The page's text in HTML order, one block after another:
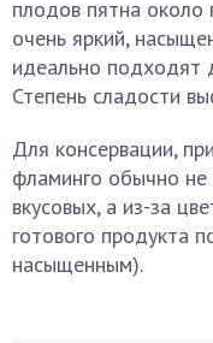
плодов пятна около
очень яркий,
идеально подходят
Степень сладости
Для консервации,
фламинго обычно не
вкусовых, а из-за
готового продукта
насыщенным).